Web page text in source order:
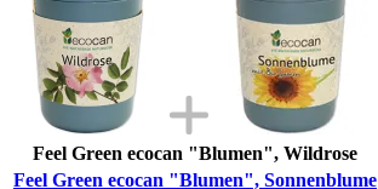
Feel Green ecocan "Blumen", Wildrose
Feel Green ecocan "Blumen", Sonnenblume